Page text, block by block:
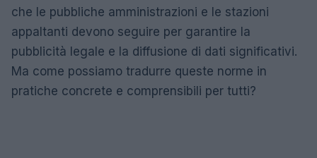
che le pubbliche amministrazioni e le stazioni
appaltanti devono seguire per garantire la
pubblicità legale e la diffusione di dati significativi.
Ma come possiamo tradurre queste norme in
pratiche concrete e comprensibili per tutti?